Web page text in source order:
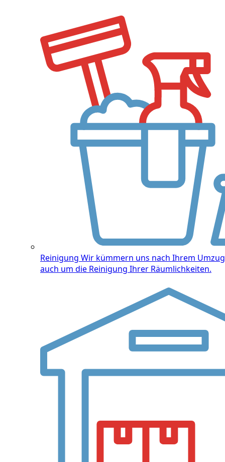
Reinigung Wir kümmern uns nach Ihrem Umzug
auch um die Reinigung Ihrer Räumlichkeiten.